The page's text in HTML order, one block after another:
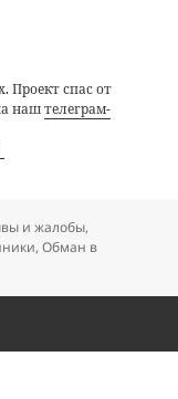
Проект спас от
наштелеграм-
и жалобы,
,Обман в